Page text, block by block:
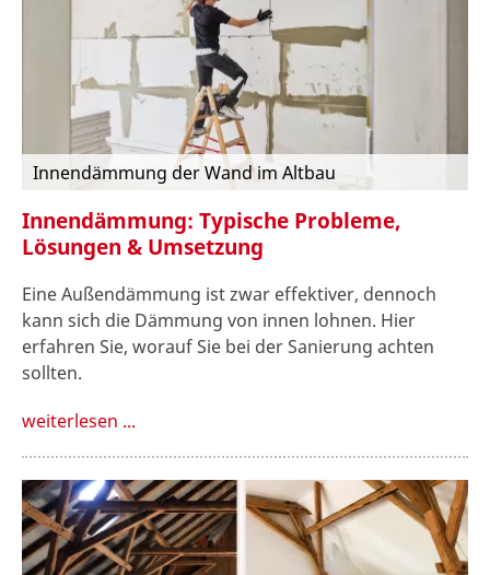
Innendämmung der Wand im Altbau
Innendämmung: Typische Probleme,
Lösungen & Umsetzung
Eine Außendämmung ist zwar effektiver, dennoch
kann sich die Dämmung von innen lohnen. Hier
erfahren Sie, worauf Sie bei der Sanierung achten
sollten.
weiterlesen ...